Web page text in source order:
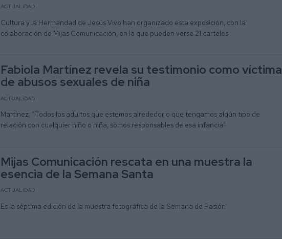
ACTUALIDAD
Cultura y la Hermandad de Jesús Vivo han organizado esta exposición, con la
colaboración de Mijas Comunicación, en la que pueden verse 21 carteles
Fabiola Martínez revela su testimonio como víctima
de abusos sexuales de niña
ACTUALIDAD
Martínez: “Todos los adultos que estemos alrededor o que tengamos algún tipo de
relación con cualquier niño o niña, somos responsables de esa infancia”
Mijas Comunicación rescata en una muestra la
esencia de la Semana Santa
ACTUALIDAD
Es la séptima edición de la muestra fotográfica de la Semana de Pasión